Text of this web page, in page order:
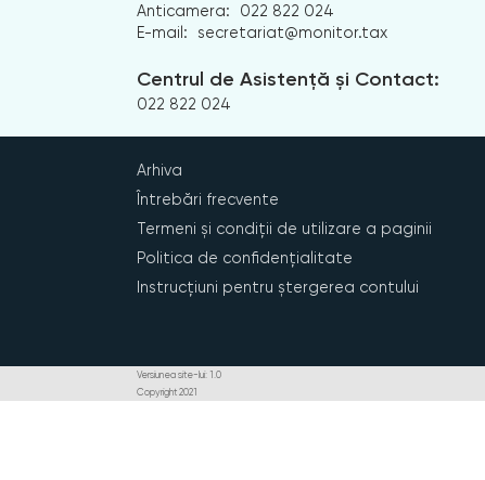
Anticamera:
022 822 024
E-mail:
secretariat@monitor.tax
Centrul de Asistență și Contact:
022 822 024
Arhiva
Întrebări frecvente
Termeni și condiții de utilizare a paginii
Politica de confidențialitate
Instrucțiuni pentru ștergerea contului
Versiunea site-lui: 1.0
Copyright 2021